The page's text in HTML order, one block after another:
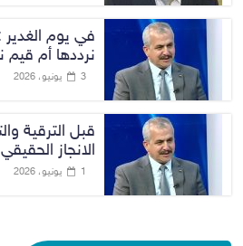
في يوم الغدير
نرددها أم قيم
3 يونيو، 2026
قبل الترقية
الانجاز الحقيقي
1 يونيو، 2026